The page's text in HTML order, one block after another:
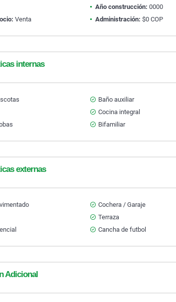
Año construcción: 0000
Venta Administración: $0 COP
internas
Baño auxiliar
Cocina integral
Bifamiliar
externas
Cochera / Garaje
Terraza
Cancha de futbol
Adicional